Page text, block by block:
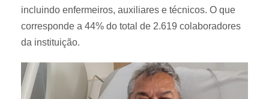
incluindo enfermeiros, auxiliares e técnicos. O que
corresponde a 44% do total de 2.619 colaboradores
da instituição.